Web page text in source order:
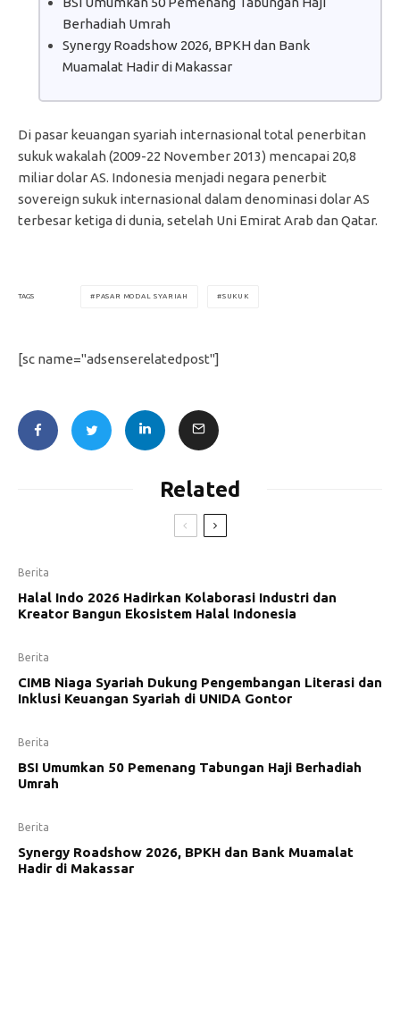
Berhadiah Umrah
Synergy Roadshow 2026, BPKH dan Bank
Muamalat Hadir di Makassar
Di pasar keuangan syariah internasional total penerbitan
sukuk wakalah (2009-22 November 2013) mencapai 20,8
miliar dolar AS. Indonesia menjadi negara penerbit
sovereign sukuk internasional dalam denominasi dolar AS
terbesar ketiga di dunia, setelah Uni Emirat Arab dan Qatar.
TAGS PASAR MODAL SYARIAH SUKUK
[sc name="adsenserelatedpost"]
Related
Berita
Halal Indo 2026 Hadirkan Kolaborasi Industri dan
Kreator Bangun Ekosistem Halal Indonesia
Berita
CIMB Niaga Syariah Dukung Pengembangan Literasi dan
Inklusi Keuangan Syariah di UNIDA Gontor
Berita
BSI Umumkan 50 Pemenang Tabungan Haji Berhadiah
Umrah
Berita
Synergy Roadshow 2026, BPKH dan Bank Muamalat
Hadir di Makassar